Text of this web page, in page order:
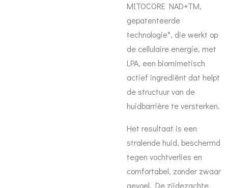
MITOCORE NAD+TM,
gepatenteerde
technologie*, die werkt op
de cellulaire energie, met
LPA, een biomimetisch
actief ingrediënt dat helpt
de structuur van de
huidbarrière te versterken.
Het resultaat is een
stralende huid, beschermd
tegen vochtverlies en
comfortabel, zonder zwaar
gevoel. De zijdezachte